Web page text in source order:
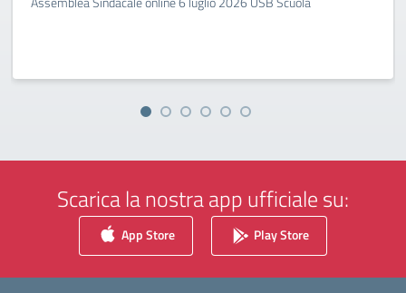
Scarica la nostra app ufficiale su:
App Store Play Store